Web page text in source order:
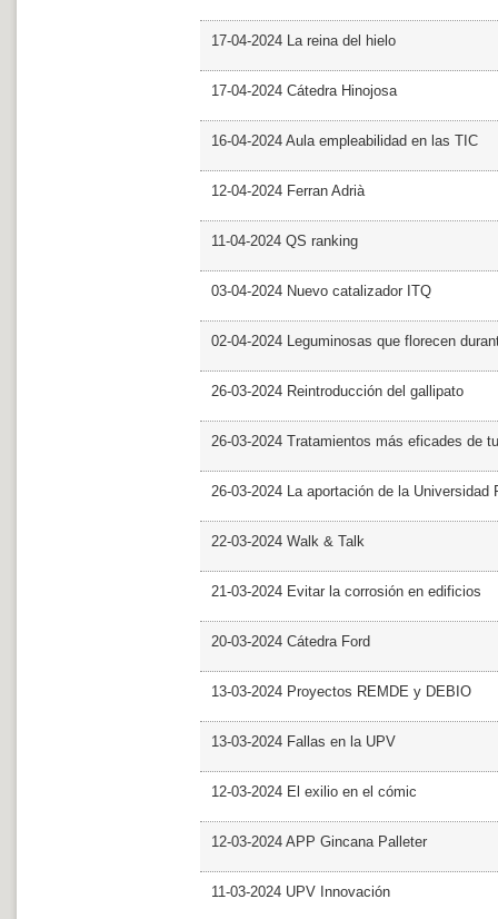
17-04-2024 La reina del hielo
17-04-2024 Cátedra Hinojosa
16-04-2024 Aula empleabilidad en las TIC
12-04-2024 Ferran Adrià
11-04-2024 QS ranking
03-04-2024 Nuevo catalizador ITQ
02-04-2024 Leguminosas que florecen
26-03-2024 Reintroducción del gallipato
26-03-2024 Tratamientos más eficades de
26-03-2024 La aportación de la Universidad
22-03-2024 Walk & Talk
21-03-2024 Evitar la corrosión en edificios
20-03-2024 Cátedra Ford
13-03-2024 Proyectos REMDE y DEBIO
13-03-2024 Fallas en la UPV
12-03-2024 El exilio en el cómic
12-03-2024 APP Gincana Palleter
11-03-2024 UPV Innovación